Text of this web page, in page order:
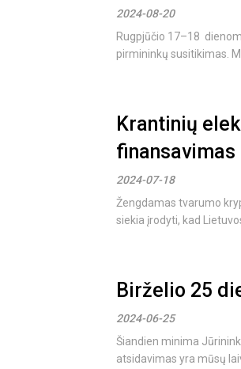
2024-08-20
Rugpjūčio 17–18
pirmininkų susitikimas.
Krantinių
finansavimas
2024-07-18
Žengdamas tvarumo
siekia įrodyti, kad
Birželio 25
2024-06-25
Šiandien minima
atsidavimas yra mūsų